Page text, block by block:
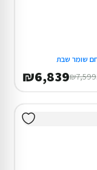
שומר שבת
₪7,599
₪6,839